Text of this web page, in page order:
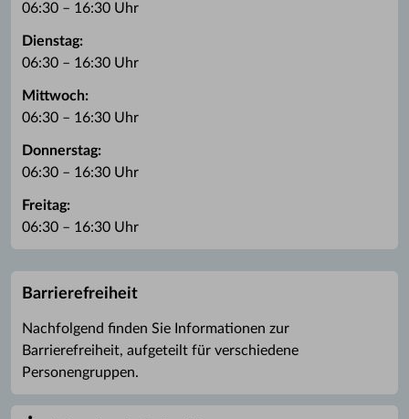
06:30 – 16:30 Uhr
Dienstag:
06:30 – 16:30 Uhr
Mittwoch:
06:30 – 16:30 Uhr
Donnerstag:
06:30 – 16:30 Uhr
Freitag:
06:30 – 16:30 Uhr
Barrierefreiheit
Nachfolgend finden Sie Informationen zur
Barrierefreiheit, aufgeteilt für verschiedene
Personengruppen.